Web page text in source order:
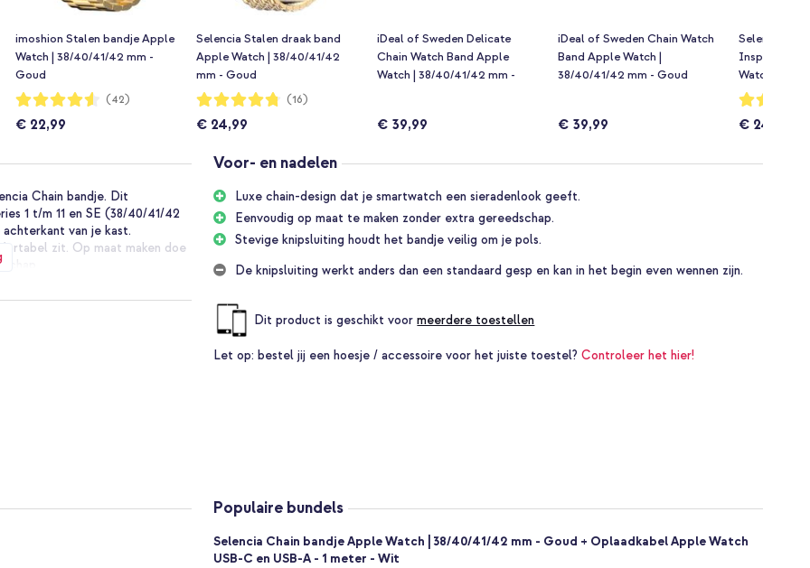
imoshion Stalen bandje Apple
Watch | 38/40/41/42 mm -
Goud
Waardering:
91%
(42)
€ 22,99
Selencia Stalen draak band
Apple Watch | 38/40/41/42
mm - Goud
Waardering:
95%
(16)
€ 24,99
iDeal of Sweden Delicate
Chain Watch Band Apple
Watch | 38/40/41/42 mm -
€ 39,99
iDeal of Sweden Chain Watch
Band Apple Watch |
38/40/41/42 mm - Goud
€ 39,99
Selencia
Inspired
Watch | 38/
Rosé Goud
Waardering:
93%
€ 24,99
Chain bandje. Dit
1 t/m 11 en SE (38/40/41/42
van je kast.
zit. Op maat maken doe
nog en ervaar zelf het
Voor- en nadelen
Luxe chain-design dat je smartwatch een sieradenlook geeft.
Eenvoudig op maat te maken zonder extra gereedschap.
Stevige knipsluiting houdt het bandje veilig om je pols.
De knipsluiting werkt anders dan een standaard gesp en kan in het begin even wennen zijn.
Dit product is geschikt voormeerdere toestellen
Let op: bestel jij een hoesje / accessoire voor het juiste toestel?Controleer het hier!
Populaire bundels
Selencia Chain bandje Apple Watch | 38/40/41/42 mm - Goud + Oplaadkabel Apple Watch
USB-C en USB-A - 1 meter - Wit